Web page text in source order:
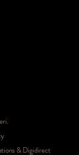
& Digidirect